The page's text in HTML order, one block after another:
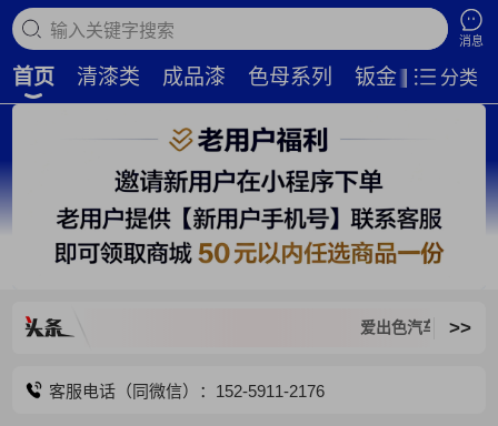
搜索商品
消息
首页 清漆类 成品漆 色母系列 钣金补土 磨
分类
爱出色汽车新平台，旧
>>
客服电话（同微信）：152-5911-2176